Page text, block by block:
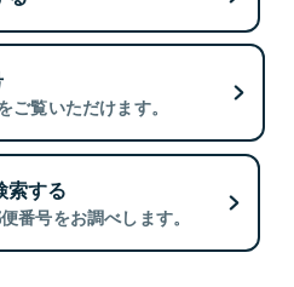
ご覧いただけます。
索する
番号をお調べします。